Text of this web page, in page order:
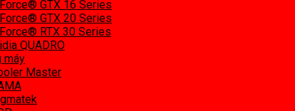
GTX 16 Series
GTX 20 Series
RTX 30 Series
QUADRO
máy
Master